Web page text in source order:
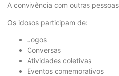
A convivência com outras pessoas
Os idosos participam de:
Jogos
Conversas
Atividades coletivas
Eventos comemorativos